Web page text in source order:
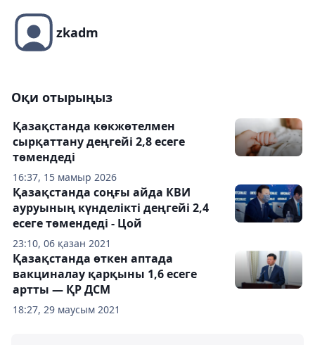
zkadm
Оқи отырыңыз
16:37, 15 мамыр 2026
Қазақстанда көкжөтелмен
сырқаттану деңгейі 2,8 есеге
төмендеді
23:10, 06 қазан 2021
Қазақстанда соңғы айда КВИ
ауруының күнделікті деңгейі 2,4
есеге төмендеді - Цой
18:27, 29 маусым 2021
Қазақстанда өткен аптада
вакциналау қарқыны 1,6 есеге
артты — ҚР ДСМ